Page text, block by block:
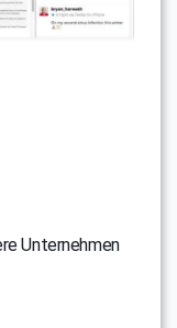
Unternehmen